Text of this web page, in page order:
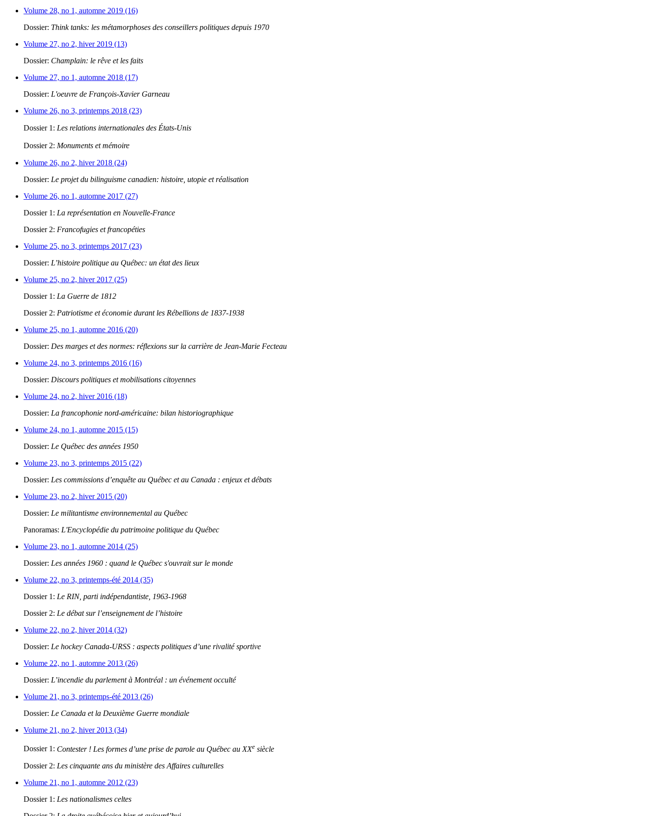
Volume 28, no 1, automne 2019 (16)
Dossier: Think tanks: les métamorphoses des conseillers politiques depuis 1970
Volume 27, no 2, hiver 2019 (13)
Dossier: Champlain: le rêve et les faits
Volume 27, no 1, automne 2018 (17)
Dossier: L'oeuvre de François-Xavier Garneau
Volume 26, no 3, printemps 2018 (23)
Dossier 1: Les relations internationales des États-Unis
Dossier 2: Monuments et mémoire
Volume 26, no 2, hiver 2018 (24)
Dossier: Le projet du bilinguisme canadien: histoire, utopie et réalisation
Volume 26, no 1, automne 2017 (27)
Dossier 1: La représentation en Nouvelle-France
Dossier 2: Francofugies et francopéties
Volume 25, no 3, printemps 2017 (23)
Dossier: L’histoire politique au Québec: un état des lieux
Volume 25, no 2, hiver 2017 (25)
Dossier 1: La Guerre de 1812
Dossier 2: Patriotisme et économie durant les Rébellions de 1837-1938
Volume 25, no 1, automne 2016 (20)
Dossier: Des marges et des normes: réflexions sur la carrière de Jean-Marie Fecteau
Volume 24, no 3, printemps 2016 (16)
Dossier: Discours politiques et mobilisations citoyennes
Volume 24, no 2, hiver 2016 (18)
Dossier: La francophonie nord-américaine: bilan historiographique
Volume 24, no 1, automne 2015 (15)
Dossier: Le Québec des années 1950
Volume 23, no 3, printemps 2015 (22)
Dossier: Les commissions d’enquête au Québec et au Canada : enjeux et débats
Volume 23, no 2, hiver 2015 (20)
Dossier: Le militantisme environnemental au Québec
Panoramas: L'Encyclopédie du patrimoine politique du Québec
Volume 23, no 1, automne 2014 (25)
Dossier: Les années 1960 : quand le Québec s'ouvrait sur le monde
Volume 22, no 3, printemps-été 2014 (35)
Dossier 1: Le RIN, parti indépendantiste, 1963-1968
Dossier 2: Le débat sur l’enseignement de l’histoire
Volume 22, no 2, hiver 2014 (32)
Dossier: Le hockey Canada-URSS : aspects politiques d’une rivalité sportive
Volume 22, no 1, automne 2013 (26)
Dossier: L’incendie du parlement à Montréal : un événement occulté
Volume 21, no 3, printemps-été 2013 (26)
Dossier: Le Canada et la Deuxième Guerre mondiale
Volume 21, no 2, hiver 2013 (34)
Dossier 1: Contester ! Les formes d’une prise de parole au Québec au XXe siècle
Dossier 2: Les cinquante ans du ministère des Affaires culturelles
Volume 21, no 1, automne 2012 (23)
Dossier 1: Les nationalismes celtes